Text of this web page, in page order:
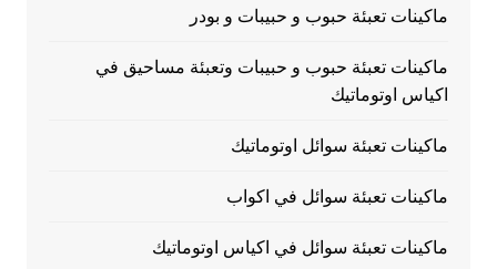
ماكينات تعبئة حبوب و حبيبات و بودر
ماكينات تعبئة حبوب و حبيبات وتعبئة مساحيق في
اكياس اوتوماتيك
ماكينات تعبئة سوائل اوتوماتيك
ماكينات تعبئة سوائل في اكواب
ماكينات تعبئة سوائل في اكياس اوتوماتيك